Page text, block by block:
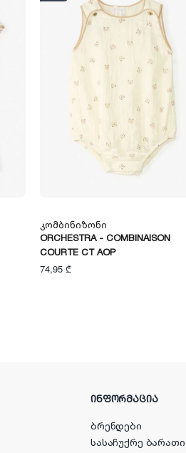
Კომბინიზონი
ORCHESTRA - COMBINAISON
COURTE CT AOP
74,95 ₾
ᲘᲜᲤᲝᲠᲛᲐᲪᲘᲐ
ბრენდები
სასაჩუქრე ბარათი